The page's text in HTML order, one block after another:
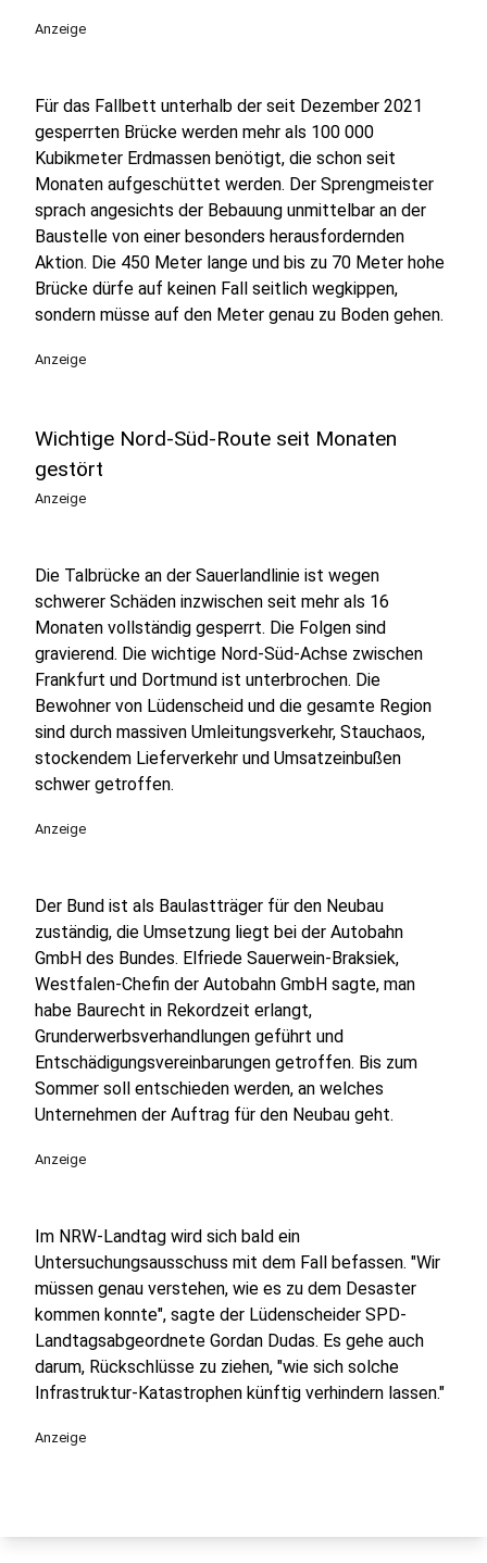
Anzeige
Für das Fallbett unterhalb der seit Dezember 2021
gesperrten Brücke werden mehr als 100 000
Kubikmeter Erdmassen benötigt, die schon seit
Monaten aufgeschüttet werden. Der Sprengmeister
sprach angesichts der Bebauung unmittelbar an der
Baustelle von einer besonders herausfordernden
Aktion. Die 450 Meter lange und bis zu 70 Meter hohe
Brücke dürfe auf keinen Fall seitlich wegkippen,
sondern müsse auf den Meter genau zu Boden gehen.
Anzeige
Wichtige Nord-Süd-Route seit Monaten
gestört
Anzeige
Die Talbrücke an der Sauerlandlinie ist wegen
schwerer Schäden inzwischen seit mehr als 16
Monaten vollständig gesperrt. Die Folgen sind
gravierend. Die wichtige Nord-Süd-Achse zwischen
Frankfurt und Dortmund ist unterbrochen. Die
Bewohner von Lüdenscheid und die gesamte Region
sind durch massiven Umleitungsverkehr, Stauchaos,
stockendem Lieferverkehr und Umsatzeinbußen
schwer getroffen.
Anzeige
Der Bund ist als Baulastträger für den Neubau
zuständig, die Umsetzung liegt bei der Autobahn
GmbH des Bundes. Elfriede Sauerwein-Braksiek,
Westfalen-Chefin der Autobahn GmbH sagte, man
habe Baurecht in Rekordzeit erlangt,
Grunderwerbsverhandlungen geführt und
Entschädigungsvereinbarungen getroffen. Bis zum
Sommer soll entschieden werden, an welches
Unternehmen der Auftrag für den Neubau geht.
Anzeige
Im NRW-Landtag wird sich bald ein
Untersuchungsausschuss mit dem Fall befassen. "Wir
müssen genau verstehen, wie es zu dem Desaster
kommen konnte", sagte der Lüdenscheider SPD-
Landtagsabgeordnete Gordan Dudas. Es gehe auch
darum, Rückschlüsse zu ziehen, "wie sich solche
Infrastruktur-Katastrophen künftig verhindern lassen."
Anzeige